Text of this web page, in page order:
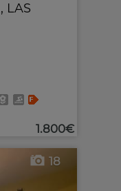
, LAS
1.800€
18